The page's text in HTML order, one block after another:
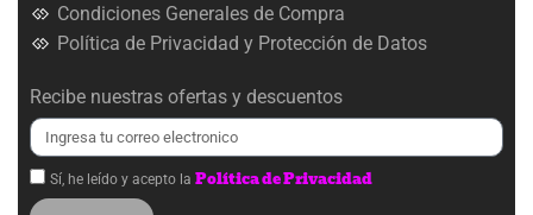
Condiciones Generales de Compra
Política de Privacidad y Protección de Datos
Recibe nuestras ofertas y descuentos
Sí, he leído y acepto la Política de Privacidad